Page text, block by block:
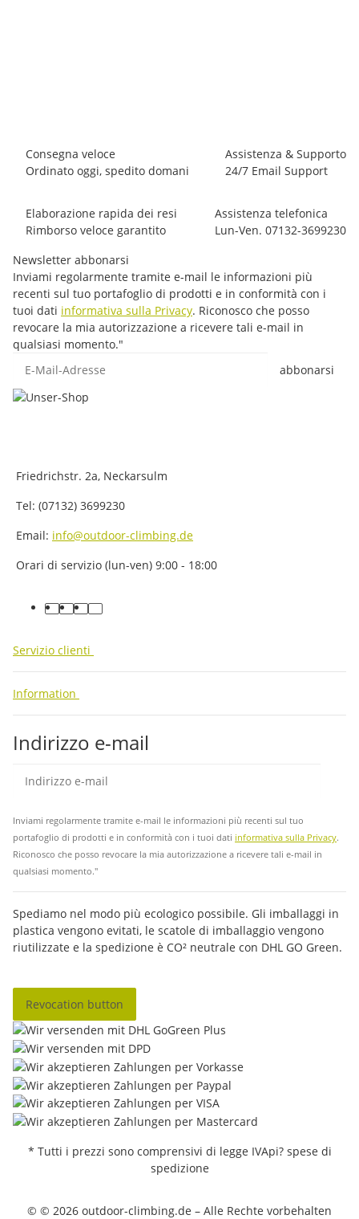
Consegna veloce
Ordinato oggi, spedito domani
Assistenza & Supporto
24/7 Email Support
Elaborazione rapida dei resi
Rimborso veloce garantito
Assistenza telefonica
Lun-Ven. 07132-3699230
Newsletter abbonarsi
Inviami regolarmente tramite e-mail le informazioni più
recenti sul tuo portafoglio di prodotti e in conformità con i
tuoi dati informativa sulla Privacy. Riconosco che posso
revocare la mia autorizzazione a ricevere tali e-mail in
qualsiasi momento."
abbonarsi
Friedrichstr. 2a, Neckarsulm
Tel: (07132) 3699230
Email: info@outdoor-climbing.de
Orari di servizio (lun-ven) 9:00 - 18:00
facebook
youtube
instagram
tiktok
Servizio clienti
Information
Indirizzo e-mail
Inviami regolarmente tramite e-mail le informazioni più recenti sul tuo
portafoglio di prodotti e in conformità con i tuoi dati informativa sulla Privacy.
Riconosco che posso revocare la mia autorizzazione a ricevere tali e-mail in
qualsiasi momento."
Spediamo nel modo più ecologico possibile. Gli imballaggi in
plastica vengono evitati, le scatole di imballaggio vengono
riutilizzate e la spedizione è CO² neutrale con DHL GO Green.
Revocation button
* Tutti i prezzi sono comprensivi di legge IVApi? spese di
spedizione
© © 2026 outdoor-climbing.de – Alle Rechte vorbehalten